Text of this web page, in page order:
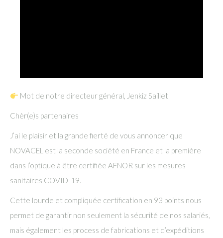
Mot de notre directeur général, Jenkiz Saillet
Chèr(e)s partenaires
J’ai le plaisir et la grande fierté de vous annoncer que
NOVACEL est la seconde société en France et la première
dans l’optique à être certifiée AFNOR sur les mesures
sanitaires COVID-19.
Cette lourde et compliquée certification en 93 points nous
permet de garantir non seulement la sécurité de nos salariés,
mais également les process de fabrications et d’expéditions